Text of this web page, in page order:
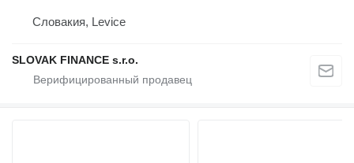
Словакия, Levice
SLOVAK FINANCE s.r.o.